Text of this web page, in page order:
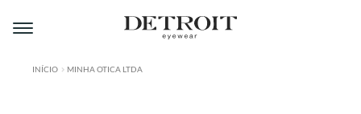
Pular
para
Pular
para
INÍCIO MINHA OTICA LTDA